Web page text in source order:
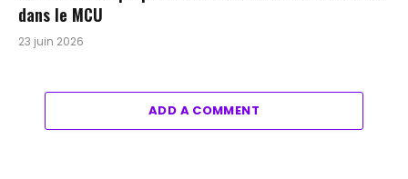
dans le MCU
23 juin 2026
ADD A COMMENT